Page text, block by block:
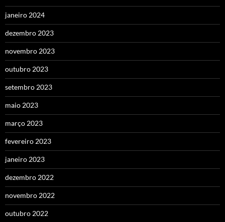
janeiro 2024
dezembro 2023
novembro 2023
outubro 2023
setembro 2023
maio 2023
março 2023
fevereiro 2023
janeiro 2023
dezembro 2022
novembro 2022
outubro 2022